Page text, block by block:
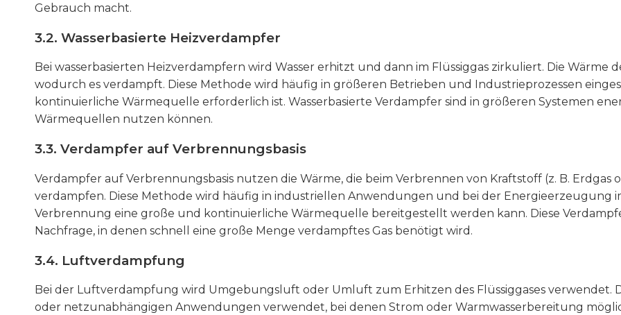
Gebrauch macht.
3.2. Wasserbasierte Heizverdampfer
Bei wasserbasierten Heizverdampfern wird Wasser erhitzt und dann im Flüssiggas zirkuliert. Die Wärme
wodurch es verdampft. Diese Methode wird häufig in größeren Betrieben und Industrieprozessen
kontinuierliche Wärmequelle erforderlich ist. Wasserbasierte Verdampfer sind in größeren Systemen
Wärmequellen nutzen können.
3.3. Verdampfer auf Verbrennungsbasis
Verdampfer auf Verbrennungsbasis nutzen die Wärme, die beim Verbrennen von Kraftstoff (z. B. Erdgas
verdampfen. Diese Methode wird häufig in industriellen Anwendungen und bei der Energieerzeugung
Verbrennung eine große und kontinuierliche Wärmequelle bereitgestellt werden kann. Diese
Nachfrage, in denen schnell eine große Menge verdampftes Gas benötigt wird.
3.4. Luftverdampfung
Bei der Luftverdampfung wird Umgebungsluft oder Umluft zum Erhitzen des Flüssiggases verwendet.
oder netzunabhängigen Anwendungen verwendet, bei denen Strom oder Warmwasserbereitung